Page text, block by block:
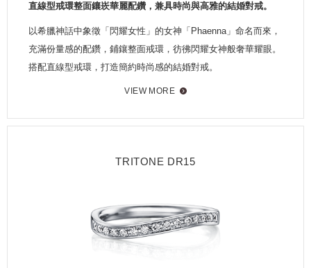
直線型戒環整面鑲崁華麗配鑽，兼具時尚與高雅的結婚對戒。
以希臘神話中象徵「閃耀女性」的女神「Phaenna」命名而來，
充滿份量感的配鑽，鋪鑲整面戒環，彷彿閃耀女神般奢華耀眼。
搭配直線型戒環，打造簡約時尚感的結婚對戒。
VIEW MORE
TRITONE DR15